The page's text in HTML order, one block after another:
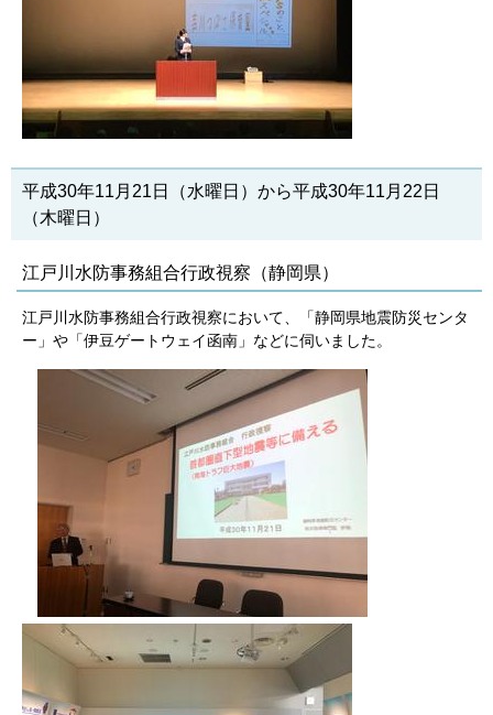
平成30年11月21日（水曜日）から平成30年11月22日
（木曜日）
江戸川水防事務組合行政視察（静岡県）
江戸川水防事務組合行政視察において、「静岡県地震防災センタ
ー」や「伊豆ゲートウェイ函南」などに伺いました。